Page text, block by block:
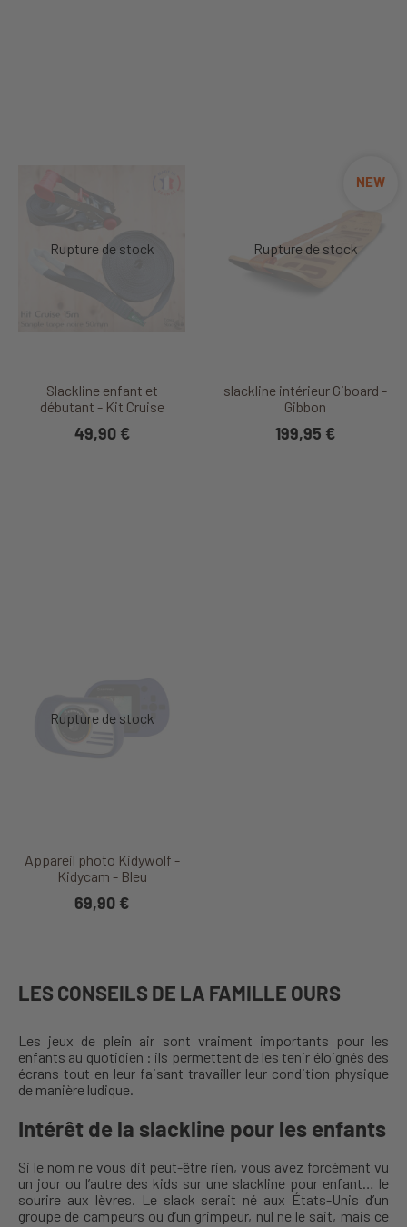
Slackline enfant et
débutant - Kit Cruise
49,90 €
slackline intérieur Giboard -
Gibbon
NEW
199,95 €
Appareil photo Kidywolf -
Kidycam - Bleu
69,90 €
LES CONSEILS DE LA FAMILLE OURS
Les jeux de plein air sont vraiment importants pour les
enfants au quotidien : ils permettent de les tenir éloignés des
écrans tout en leur faisant travailler leur condition physique
de manière ludique.
Intérêt de la slackline pour les enfants
Si le nom ne vous dit peut-être rien, vous avez forcément vu
un jour ou l’autre des kids sur une slackline pour enfant… le
sourire aux lèvres. Le slack serait né aux États-Unis d’un
groupe de campeurs ou d’un grimpeur, nul ne le sait, mais ce